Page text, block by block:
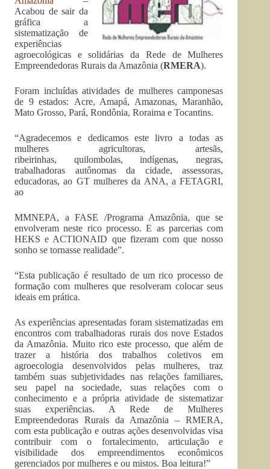
Acabou de sair da
gráfica a
sistematização de
experiências
agroecológicas e solidárias da Rede de Mulheres
Empreendedoras Rurais da Amazônia (RMERA).
Foram incluídas atividades de mulheres camponesas
de 9 estados: Acre, Amapá, Amazonas, Maranhão,
Mato Grosso, Pará, Rondônia, Roraima e Tocantins.
“Agradecemos e dedicamos este livro a todas as
mulheres agricultoras, artesãs,
ribeirinhas, quilombolas, indígenas, negras,
trabalhadoras autônomas da cidade, assessoras,
educadoras, ao GT mulheres da ANA, a FETAGRI,
ao
MMNEPA, a FASE /Programa Amazônia, que se
envolveram neste rico processo. E as parcerias com
HEKS e ACTIONAID que fizeram com que nosso
sonho se tornasse realidade”.
“Esta publicação é resultado de um rico processo de
formação com mulheres que resolveram colocar seus
ideais em prática.
As experiências apresentadas foram sistematizadas em
encontros com trabalhadoras rurais dos nove Estados
da Amazônia. Muito rico este processo, que além de
trazer a história dos trabalhos coletivos em
agroecologia desenvolvidos pelas mulheres, traz
também suas subjetividades nas relações familiares,
seu papel na sociedade, suas relações com o
conhecimento e a própria atividade de sistematizar
suas experiências. A Rede de Mulheres
Empreendedoras Rurais da Amazônia – RMERA,
com esta publicação e outras ações desenvolvidas visa
contribuir com o fortalecimento, articulação e
visibilidade dos empreendimentos econômicos
gerenciados por mulheres e ou mistos. Boa leitura!”